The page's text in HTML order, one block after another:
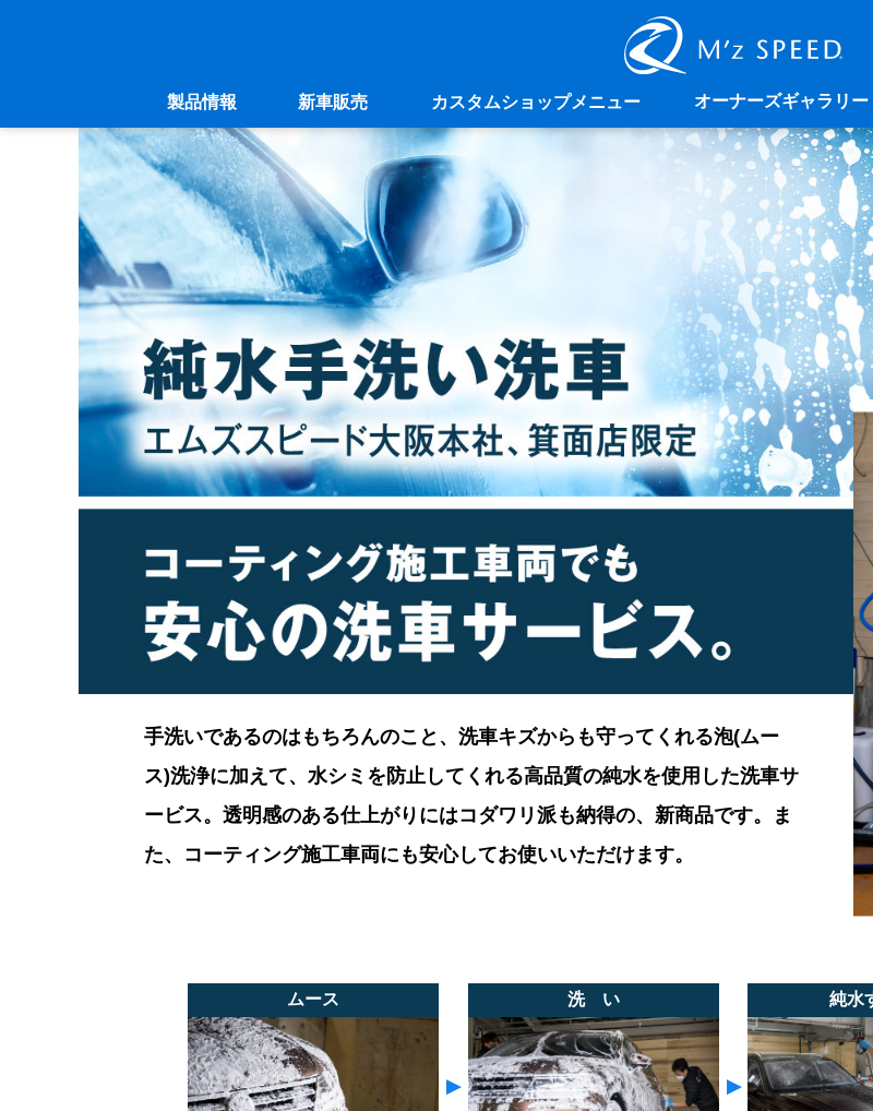
製品情報 新車販売 カスタムショップメニュー オーナーズギャラリー
手洗いであるのはもちろんのこと、洗車キズからも守ってくれる泡(ムー
ス)洗浄に加えて、水シミを防止してくれる高品質の純水を使用した洗車サ
ービス。透明感のある仕上がりにはコダワリ派も納得の、新商品です。ま
た、コーティング施工車両にも安心してお使いいただけます。
ムース
▼
洗 い
▼
純水